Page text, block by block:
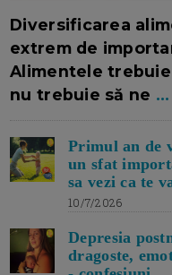
Diversificarea
extrem de
Alimentele
nu trebuie să ne ...
Primul an de
un sfat
sa vezi ca te
10/7/2026
Depresia
dragoste,